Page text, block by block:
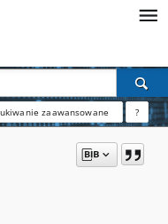
zaawansowane ?